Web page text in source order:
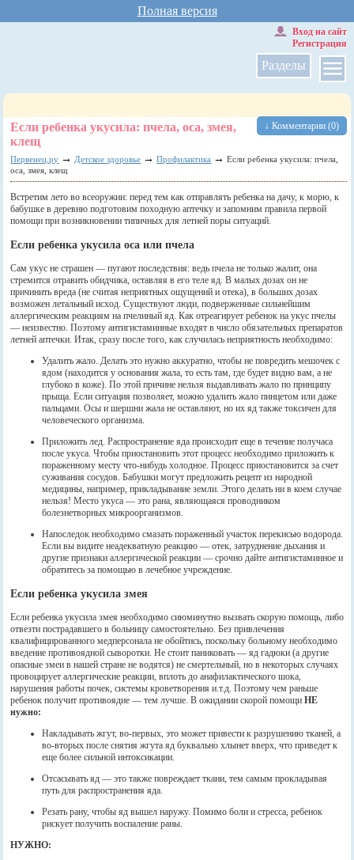
Полная версия
Разделы
Вход на сайт
Регистрация
↓ Комментарии (0)
Если ребенка укусила: пчела, оса, змея,
клещ
Первенец.ру → Детское здоровье → Профилактика → Если ребенка укусила: пчела,
оса, змея, клещ
Встретим лето во всеоружии: перед тем как отправлять ребенка на дачу, к морю, к
бабушке в деревню подготовим походную аптечку и запомним правила первой
помощи при возникновении типичных для летней поры ситуаций.
Если ребенка укусила оса или пчела
Сам укус не страшен — пугают последствия: ведь пчела не только жалит, она
стремится отравить обидчика, оставляя в его теле яд. В малых дозах он не
причинить вреда (не считая неприятных ощущений и отека), в больших дозах
возможен летальный исход. Существуют люди, подверженные сильнейшим
аллергическим реакциям на пчелиный яд. Как отреагирует ребенок на укус пчелы
— неизвестно. Поэтому антигистаминные входят в число обязательных препаратов
летней аптечки. Итак, сразу после того, как случилась неприятность необходимо:
Удалить жало. Делать это нужно аккуратно, чтобы не повредить мешочек с
ядом (находится у основания жала, то есть там, где будет видно вам, а не
глубоко в коже). По этой причине нельзя выдавливать жало по принципу
прыща. Если ситуация позволяет, можно удалить жало пинцетом или даже
пальцами. Осы и шершни жала не оставляют, но их яд также токсичен для
человеческого организма.
Приложить лед. Распространение яда происходит еще в течение получаса
после укуса. Чтобы приостановить этот процесс необходимо приложить к
пораженному месту что-нибудь холодное. Процесс приостановится за счет
суживания сосудов. Бабушки могут предложить рецепт из народной
медицины, например, прикладывание земли. Этого делать ни в коем случае
нельзя! Место укуса — это рана, являющаяся проводником
болезнетворных микроорганизмов.
Напоследок необходимо смазать пораженный участок перекисью водорода.
Если вы видите неадекватную реакцию — отек, затруднение дыхания и
другие признаки аллергической реакции — срочно дайте антигистаминное и
обратитесь за помощью в лечебное учреждение.
Если ребенка укусила змея
Если ребенка укусила змея необходимо сиюминутно вызвать скорую помощь, либо
отвезти пострадавшего в больницу самостоятельно. Без привлечения
квалифицированного медперсонала не обойтись, поскольку больному необходимо
введение противоядной сыворотки. Не стоит паниковать — яд гадюки (а другие
опасные змеи в нашей стране не водятся) не смертельный, но в некоторых случаях
провоцирует аллергические реакции, вплоть до анафилактического шока,
нарушения работы почек, системы кроветворения и.т.д. Поэтому чем раньше
ребенок получит противоядие — тем лучше. В ожидании скорой помощиНЕ
нужно:
Накладывать жгут, во-первых, это может привести к разрушению тканей, а
во-вторых после снятия жгута яд буквально хлынет вверх, что приведет к
еще более сильной интоксикации.
Отсасывать яд — это также повреждает ткани, тем самым прокладывая
путь для распространения яда.
Резать рану, чтобы яд вышел наружу. Помимо боли и стресса, ребенок
рискует получить воспаление раны.
НУЖНО: